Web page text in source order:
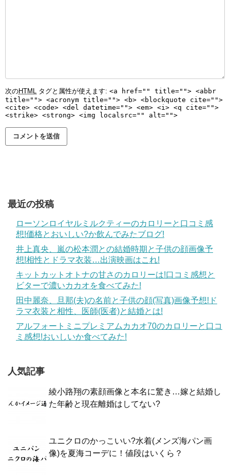
次のHTML タグと属性が使えます: <a href="" title=""> <abbr
title=""> <acronym title=""> <b> <blockquote cite="">
<cite> <code> <del datetime=""> <em> <i> <q cite="">
<strike> <strong> <img localsrc="" alt="">
最近の投稿
ローソンロイヤルミルクティーのカロリーと口コミ感
想!価格とおいしい?か飲んでみたブログ!
井上真央、嵐の松本潤との結婚時期と子供の顔画像予
想!相性とドラマ衣装…出演映画はこれ!
キットカットオトナの甘さのカロリーは!口コミ感想と
ビターで濃いカカオを食べてみた!
田中麗奈、旦那(夫)の名前と子供の顔(写真)画像予想!ド
ラマ衣装と相性、医師(医者)と結婚とは!
アルフォートミニプレミアムカカオ70のカロリーと口コ
ミ感想!おいしいか食べてみた!
人気記事
綾小路翔の素顔画像と本名に驚き…嫁と結婚し
た年齢と現在離婚はしてない?
ユニクロのかっこいい?水着(メンズ海パン画
像)を夏海コーデに！値段はいくら？